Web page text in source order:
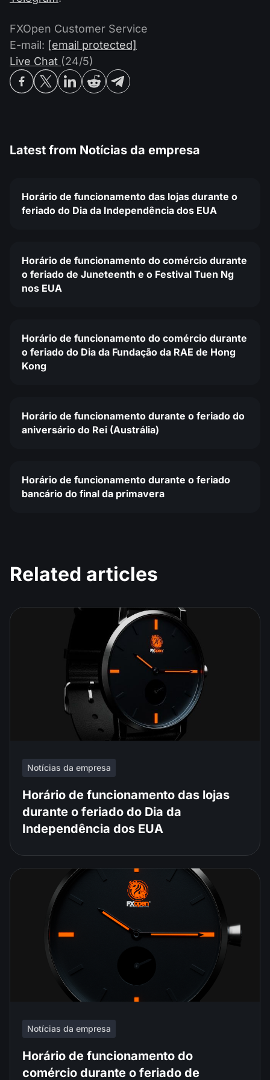
FXOpen Customer Service
E-mail: [email protected]
Live Chat (24/5)
Latest from Notícias da empresa
Horário de funcionamento das lojas durante o
feriado do Dia da Independência dos EUA
Horário de funcionamento do comércio durante
o feriado de Juneteenth e o Festival Tuen Ng
nos EUA
Horário de funcionamento do comércio durante
o feriado do Dia da Fundação da RAE de Hong
Kong
Horário de funcionamento durante o feriado do
aniversário do Rei (Austrália)
Horário de funcionamento durante o feriado
bancário do final da primavera
Related articles
Notícias da empresa
Horário de funcionamento das lojas
durante o feriado do Dia da
Independência dos EUA
Notícias da empresa
Horário de funcionamento do
comércio durante o feriado de